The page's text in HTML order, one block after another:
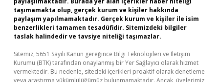
taşımamakta olup, gerçek kurum ve kişiler hakkında
paylaşım yapılmamaktadır. Gerçek kurum ve kişiler ile isim
benzerlikleri tamamen tesadüfidir. Sitemizdeki bilgiler
taslak halindedir ve tavsiye niteliği taşımazlar.
Sitemiz, 5651 Sayılı Kanun gereğince Bilgi Teknolojileri ve İletişim
Kurumu (BTK) tarafından onaylanmış bir Yer Sağlayıcı olarak hizmet
vermektedir. Bu nedenle, sitedeki içerikleri proaktif olarak denetleme
veya araştırma yükümlülüğümüz bulunmamaktadır. Ancak, üyelerimiz